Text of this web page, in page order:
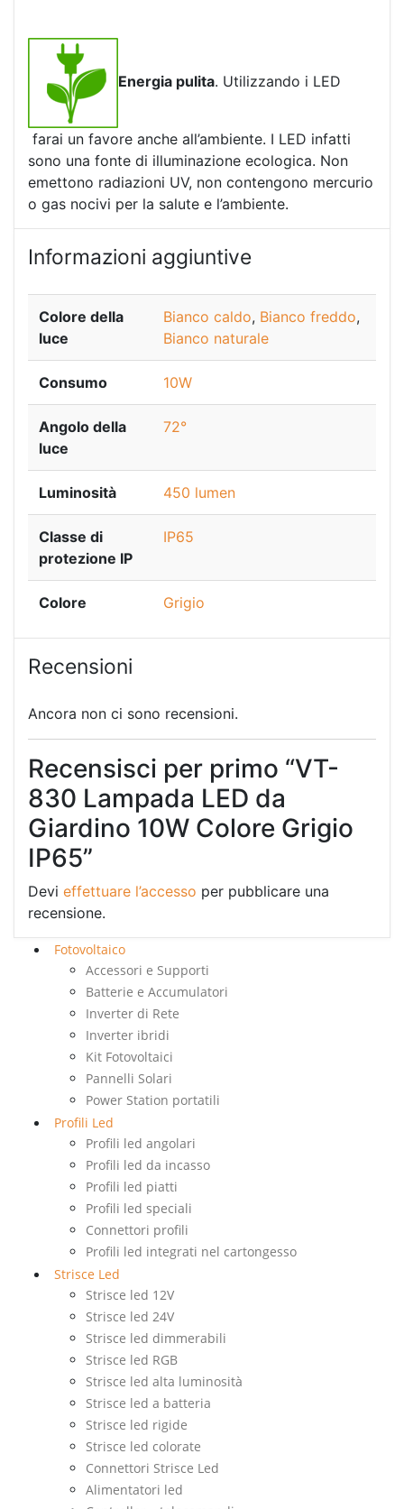
Energia pulita. Utilizzando i LED
farai un favore anche all’ambiente. I LED infatti
sono una fonte di illuminazione ecologica. Non
emettono radiazioni UV, non contengono mercurio
o gas nocivi per la salute e l’ambiente.
Informazioni aggiuntive
Colore della
luce
Bianco caldo, Bianco freddo,
Bianco naturale
Consumo 10W
Angolo della
luce
72°
Luminosità 450 lumen
Classe di
protezione IP
IP65
Colore Grigio
Recensioni
Ancora non ci sono recensioni.
Recensisci per primo “VT-
830 Lampada LED da
Giardino 10W Colore Grigio
IP65”
Devi effettuare l’accesso per pubblicare una
recensione.
Fotovoltaico
Accessori e Supporti
Batterie e Accumulatori
Inverter di Rete
Inverter ibridi
Kit Fotovoltaici
Pannelli Solari
Power Station portatili
Profili Led
Profili led angolari
Profili led da incasso
Profili led piatti
Profili led speciali
Connettori profili
Profili led integrati nel cartongesso
Strisce Led
Strisce led 12V
Strisce led 24V
Strisce led dimmerabili
Strisce led RGB
Strisce led alta luminosità
Strisce led a batteria
Strisce led rigide
Strisce led colorate
Connettori Strisce Led
Alimentatori led